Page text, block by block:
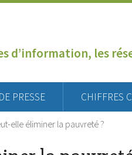
d’information, les
PRESSE CHIFFRES
elle éliminer la pauvreté ?